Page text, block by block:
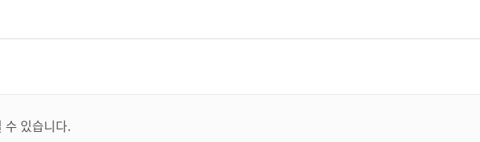
휘두르기 vs. 요훈동
수 있습니다.